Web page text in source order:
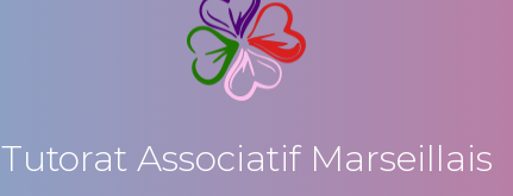
Tutorat Associatif Marseillais